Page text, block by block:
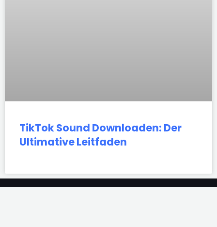
TikTok Sound Downloaden: Der
Ultimative Leitfaden